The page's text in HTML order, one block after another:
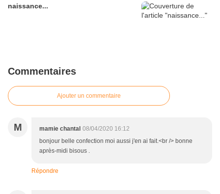
naissance...
Commentaires
Ajouter un commentaire
M mamie chantal 08/04/2020 16:12
bonjour belle confection moi aussi j'en ai fait.<br /> bonne
après-midi bisous .
Répondre